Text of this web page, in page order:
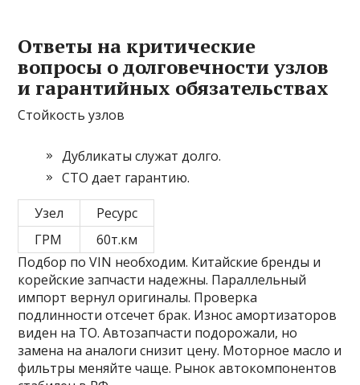
Ответы на критические
вопросы о долговечности узлов
и гарантийных обязательствах
Стойкость узлов
Дубликаты служат долго.
СТО дает гарантию.
Узел
Ресурс
ГРМ
60т.км
Подбор по VIN необходим. Китайские бренды и
корейские запчасти надежны. Параллельный
импорт вернул оригиналы. Проверка
подлинности отсечет брак. Износ амортизаторов
виден на ТО. Автозапчасти подорожали, но
замена на аналоги снизит цену. Моторное масло и
фильтры меняйте чаще. Рынок автокомпонентов